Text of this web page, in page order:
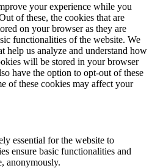
your experience while you
of these, the cookies that are
on your browser as they are
functionalities of the website. We
help us analyze and understand how
will be stored in your browser
have the option to opt-out of these
of these cookies may affect your
essential for the website to
ensure basic functionalities and
anonymously.